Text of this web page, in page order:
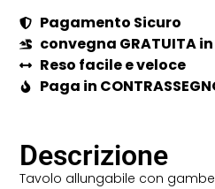
Pagamento Sicuro
convegna GRATUITA
Reso facile e veloce
Paga in
Descrizione
Tavolo allungabile con